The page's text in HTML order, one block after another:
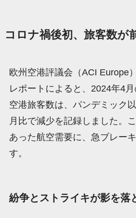
コロナ禍後初、旅客数が
欧州空港評議会（ACI Europe
レポートによると、2024年4
空港旅客数は、パンデミック
月比で減少を記録しました。
あった航空需要に、急ブレー
す。
紛争とストライキが影を落